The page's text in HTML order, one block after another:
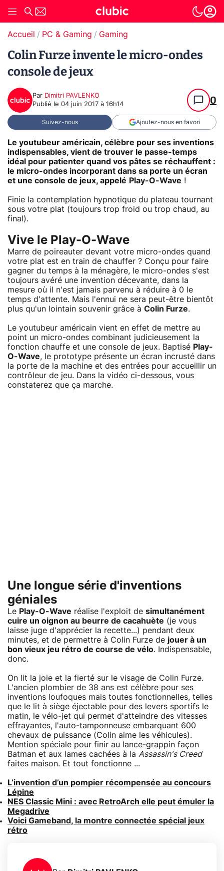
Accueil PC & Gaming Gaming
Colin Furze invente le micro-ondes
console de jeux
Par Dimitri PAVLENKO
Publié le 04 juin 2017 à 16h14 0
Suivez-nous Ajoutez-nous en favori
Le youtubeur américain, célèbre pour ses inventions
indispensables, vient de trouver le passe-temps
idéal pour patienter quand vos pâtes se réchauffent :
le micro-ondes incorporant dans sa porte un écran
et une console de jeux, appelé Play-O-Wave !
Finie la contemplation hypnotique du plateau tournant
sous votre plat (toujours trop froid ou trop chaud, au
final).
Vive le Play-O-Wave
Marre de poireauter devant votre micro-ondes quand
votre plat est en train de chauffer ? Conçu pour faire
gagner du temps à la ménagère, le micro-ondes s'est
toujours avéré une invention décevante, dans la
mesure où il n'est jamais parvenu à réduire à 0 le
temps d'attente. Mais l'ennui ne sera peut-être bientôt
plus qu'un lointain souvenir grâce à Colin Furze.
Le youtubeur américain vient en effet de mettre au
point un micro-ondes combinant judicieusement la
fonction chauffe et une console de jeux. Baptisé Play-
O-Wave, le prototype présente un écran incrusté dans
la porte de la machine et des entrées pour accueillir un
contrôleur de jeu. Dans la vidéo ci-dessous, vous
constaterez que ça marche.
Une longue série d'inventions
géniales
Le Play-O-Wave réalise l'exploit de simultanément
cuire un oignon au beurre de cacahuète (je vous
laisse juge d'apprécier la recette...) pendant deux
minutes, et de permettre à Colin Furze de jouer à un
bon vieux jeu rétro de course de vélo. Indispensable,
donc.
On lit la joie et la fierté sur le visage de Colin Furze.
L'ancien plombier de 38 ans est célèbre pour ses
inventions loufoques mais toutes fonctionnelles, telles
que le lit à siège éjectable pour des levers sportifs le
matin, le vélo-jet qui permet d'atteindre des vitesses
effrayantes, l'auto-tamponneuse embarquant 600
chevaux de puissance (Colin aime les véhicules).
Mention spéciale pour finir au lance-grappin façon
Batman et aux lames cachées à la Assassin's Creed
faites maison. Et tout fonctionne ...
L’invention d’un pompier récompensée au concours
Lépine
NES Classic Mini : avec RetroArch elle peut émuler la
Megadrive
Voici Gameband, la montre connectée spécial jeux
rétro